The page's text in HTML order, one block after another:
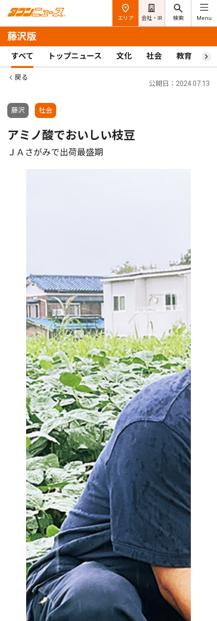
エリア 会社・IR 検索 Menu
藤沢版
すべて トップニュース 文化 社会 教育 ス
戻る
藤沢 社会
公開日：2024.07.13
アミノ酸でおいしい枝豆
ＪＡさがみで出荷最盛期